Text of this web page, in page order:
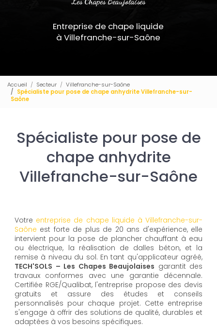
Entreprise de chape liquide
à Villefranche-sur-Saône
Accueil Secteur
Villefranche-sur-Saône
Spécialiste pour pose de chape anhydrite Villefranche-sur-
Saône
Spécialiste pour pose de
chape anhydrite
Villefranche-sur-Saône
Votre entreprise de chape liquide à Villefranche-sur-
Saône est forte de plus de 20 ans d'expérience, elle
intervient pour la pose de plancher chauffant à eau
ou électrique, la réalisation de dalles béton, et la
remise à niveau du sol. En tant qu'applicateur agréé,
TECH'SOLS – Les Chapes Beaujolaises garantit des
travaux conformes avec une garantie décennale.
Certifiée RGE/Qualibat, l'entreprise propose des devis
gratuits et assure des études et conseils
personnalisés pour chaque projet. Cette entreprise
s'engage à offrir des solutions de qualité, durables et
adaptées à vos besoins spécifiques.